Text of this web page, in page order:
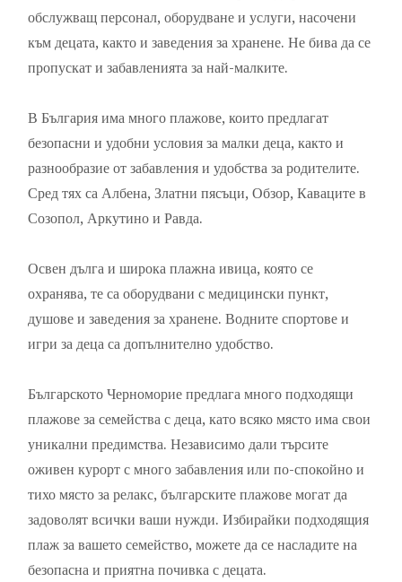
обслужващ персонал, оборудване и услуги, насочени
към децата, както и заведения за хранене. Не бива да се
пропускат и забавленията за най-малките.
В България има много плажове, които предлагат
безопасни и удобни условия за малки деца, както и
разнообразие от забавления и удобства за родителите.
Сред тях са Албена, Златни пясъци, Обзор, Каваците в
Созопол, Аркутино и Равда.
Освен дълга и широка плажна ивица, която се
охранява, те са оборудвани с медицински пункт,
душове и заведения за хранене. Водните спортове и
игри за деца са допълнително удобство.
Българското Черноморие предлага много подходящи
плажове за семейства с деца, като всяко място има свои
уникални предимства. Независимо дали търсите
оживен курорт с много забавления или по-спокойно и
тихо място за релакс, българските плажове могат да
задоволят всички ваши нужди. Избирайки подходящия
плаж за вашето семейство, можете да се насладите на
безопасна и приятна почивка с децата.